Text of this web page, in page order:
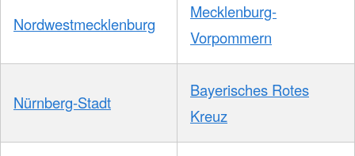
Nordwestmecklenburg
Mecklenburg-
Vorpommern
Nürnberg-Stadt
Bayerisches Rotes
Kreuz